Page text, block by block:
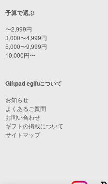
予算で選ぶ
〜2,999円
3,000〜4,999円
5,000〜9,999円
10,000円〜
Giftpad egiftについて
お知らせ
よくあるご質問
お問い合わせ
ギフトの掲載について
サイトマップ